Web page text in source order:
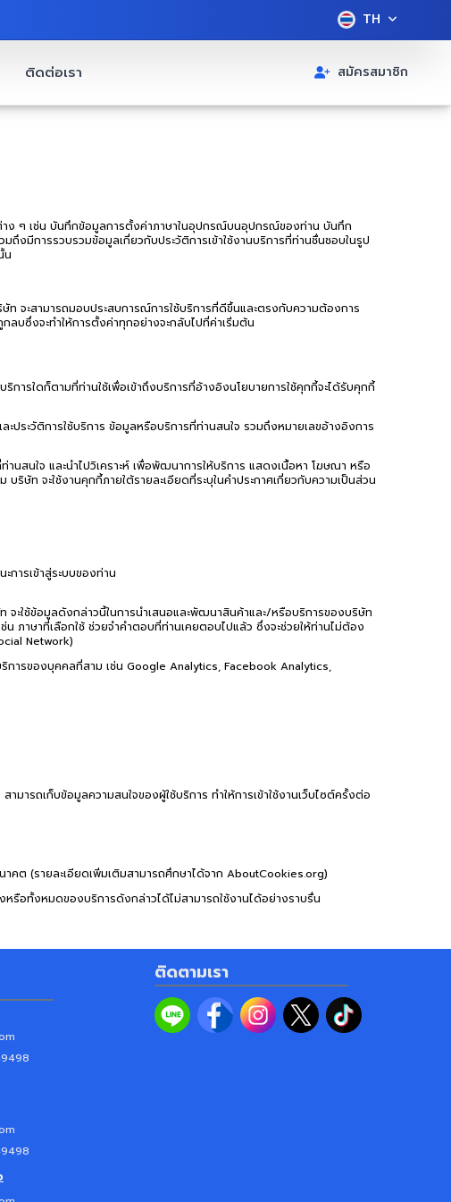
TH
ติดต่อเรา สมัครสมาชิก
ๆ เช่น บันทึกข้อมูลการตั้งค่าภาษาในอุปกรณ์บนอุปกรณ์ของท่าน บันทึก
ถึงมีการรวบรวมข้อมูลเกี่ยวกับประวัติการเข้าใช้งานบริการที่ท่านชื่นชอบในรูป
น
ท จะสามารถมอบประสบการณ์การใช้บริการที่ดีขึ้นและตรงกับความต้องการ
บซึ่งจะทำให้การตั้งค่าทุกอย่างจะกลับไปที่ค่าเริ่มต้น
ารใดก็ตามที่ท่านใช้เพื่อเข้าถึงบริการที่อ้างอิงนโยบายการใช้คุกกี้จะได้รับคุกกี้
ระวัติการใช้บริการ ข้อมูลหรือบริการที่ท่านสนใจ รวมถึงหมายเลขอ้างอิงการ
นสนใจ และนำไปวิเคราะห์ เพื่อพัฒนาการให้บริการ แสดงเนื้อหา โฆษณา หรือ
ษัท จะใช้งานคุกกี้ภายใต้รายละเอียดที่ระบุในคำประกาศเกี่ยวกับความเป็นส่วน
การเข้าสู่ระบบของท่าน
จะใช้ข้อมูลดังกล่าวนี้ในการนำเสนอและพัฒนาสินค้าและ/หรือบริการของบริษัท
ภาษาที่เลือกใช้ ช่วยจำคำตอบที่ท่านเคยตอบไปแล้ว ซึ่งจะช่วยให้ท่านไม่ต้อง
Network)
ริการของบุคคลที่สาม เช่น Google Analytics, Facebook Analytics,
รถเก็บข้อมูลความสนใจของผู้ใช้บริการ ทำให้การเข้าใช้งานเว็บไซต์ครั้งต่อ
คต (รายละเอียดเพิ่มเติมสามารถศึกษาได้จาก AboutCookies.org)
รือทั้งหมดของบริการดังกล่าวได้ไม่สามารถใช้งานได้อย่างราบรื่น
ติดตามเรา